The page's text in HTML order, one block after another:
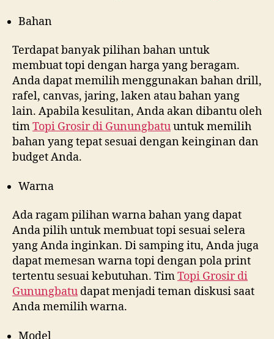
Bahan
Terdapat banyak pilihan bahan untuk
membuat topi dengan harga yang beragam.
Anda dapat memilih menggunakan bahan drill,
rafel, canvas, jaring, laken atau bahan yang
lain. Apabila kesulitan, Anda akan dibantu oleh
timTopi Grosir di Gunungbatuuntuk memilih
bahan yang tepat sesuai dengan keinginan dan
budget Anda.
Warna
Ada ragam pilihan warna bahan yang dapat
Anda pilih untuk membuat topi sesuai selera
yang Anda inginkan. Di samping itu, Anda juga
dapat memesan warna topi dengan pola print
tertentu sesuai kebutuhan. TimTopi Grosir di
Gunungbatu dapat menjadi teman diskusi saat
Anda memilih warna.
Model